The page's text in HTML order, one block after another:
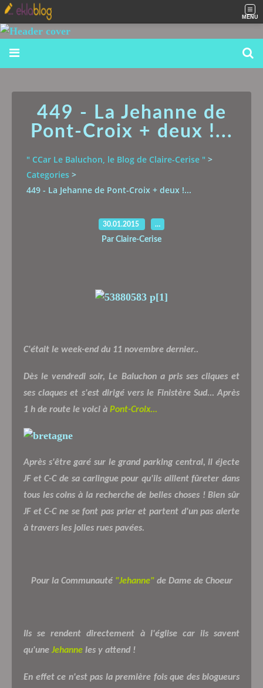
MENU
449 - La Jehanne de
Pont-Croix + deux !...
" CCar Le Baluchon, le Blog de Claire-Cerise " >
Categories >
449 - La Jehanne de Pont-Croix + deux !...
30.01.2015 …
Par Claire-Cerise
C'était le week-end du 11 novembre dernier..
Dès le vendredi soir, Le Baluchon a pris ses cliques et
ses claques et s'est dirigé vers le Finistère Sud... Après
1 h de route le voici à Pont-Croix...
Après s'être garé sur le grand parking central, il éjecte
JF et C-C de sa carlingue pour qu'ils aillent fûreter dans
tous les coins à la recherche de belles choses ! Bien sûr
JF et C-C ne se font pas prier et partent d'un pas alerte
à travers les jolies rues pavées.
Pour la Communauté "Jehanne"de Dame de Choeur
Ils se rendent directement à l'église car ils savent
qu'une Jehanne les y attend !
En effet ce n'est pas la première fois que des blogueurs